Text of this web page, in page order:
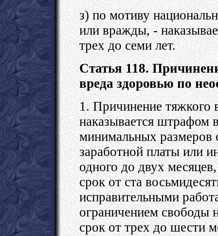
з) по мотиву
или вражды, -
трех до семи лет.
Статья 118.
вреда здоровью по
1. Причинение тяжкого
наказывается штрафом
минимальных размеров
заработной платы или
одного до двух
срок от ста
исправительными
ограничением свободы
срок от трех до шести